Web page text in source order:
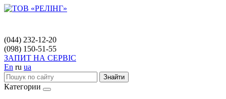
(044) 232-12-20
(098) 150-51-55
ЗАПИТ НА СЕРВІС
En ru ua
Знайти
Категории